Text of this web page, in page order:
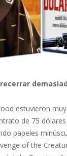
estuvieron
de 75
papeles
of the